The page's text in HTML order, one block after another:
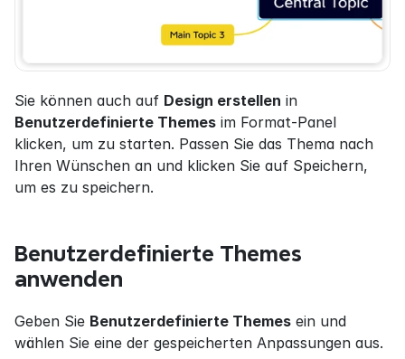
Sie können auch auf Design erstellen
Benutzerdefinierte Themes im Format-Panel
klicken, um zu starten. Passen Sie das Thema nach
Ihren Wünschen an und klicken Sie auf Speichern,
um es zu speichern.
Benutzerdefinierte Themes
anwenden
Geben Sie Benutzerdefinierte Themes ein und
wählen Sie eine der gespeicherten Anpassungen aus.